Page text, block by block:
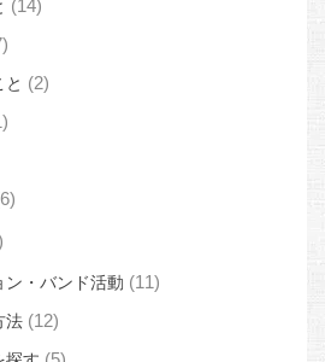
(14)
(2)
ン・バンド活動 (11)
法 (12)